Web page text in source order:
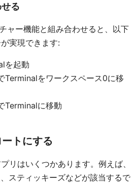
る
ャー機能と組み合わせると、以下
実現できます:
を起動
Terminalをワークスペース0に移
Terminalに移動
トにする
リはいくつかあります。例えば、
スティッキーズなどが該当するで